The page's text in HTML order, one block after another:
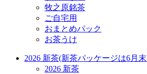
牧之原銘茶
ご自宅用
おまとめパック
お茶うけ
2026 新茶(新茶パッケージは6月
2026 新茶